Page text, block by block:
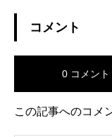
コメント
0 コメント
この記事へのコメ